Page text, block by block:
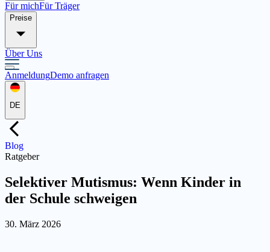
Für michFür Träger
Preise
Über Uns
AnmeldungDemo anfragen
DE
Blog
Ratgeber
Selektiver Mutismus: Wenn Kinder in
der Schule schweigen
30. März 2026